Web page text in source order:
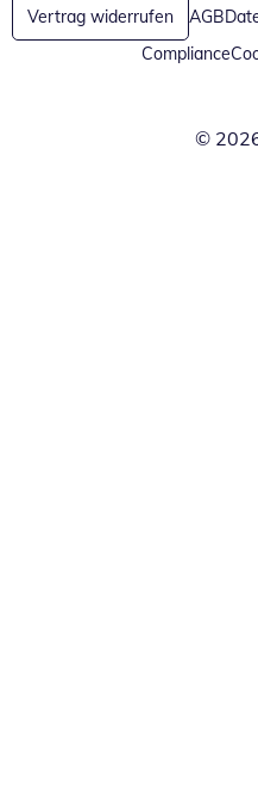
Vertrag widerrufen AGB
Compliance
©